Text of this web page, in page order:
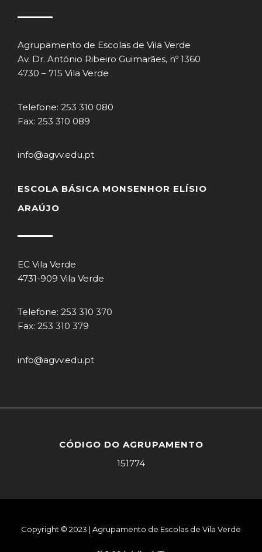
Agrupamento de Escolas de Vila Verde
Av. Dr. António Ribeiro Guimarães, nº 1360
4730 – 715 Vila Verde
Telefone: 253 310 080
Fax: 253 310 089
info@agvv.edu.pt
ESCOLA BÁSICA MONSENHOR ELÍSIO
ARAÚJO
EC Vila Verde
4731-909 Vila Verde
Telefone: 253 310 370
Fax: 253 310 379
info@agvv.edu.pt
CÓDIGO DO AGRUPAMENTO
151774
Copyright © 2023 | Agrupamento de Escolas de Vila Verde